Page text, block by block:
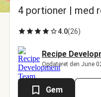
4 portioner | med
4.0(26)
Recipe
Opdateret den June
Gem